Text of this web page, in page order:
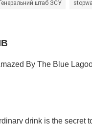
штаб ЗСУ